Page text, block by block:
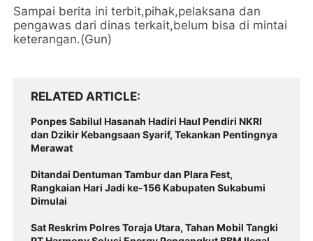
Sampai berita ini terbit,pihak,pelaksana dan
pengawas dari dinas terkait,belum bisa di mintai
keterangan.(Gun)
RELATED ARTICLE
Ponpes Sabilul Hasanah Hadiri Haul Pendiri NKRI
dan Dzikir Kebangsaan Syarif, Tekankan Pentingnya
Merawat
Ditandai Dentuman Tambur dan Plara Fest,
Rangkaian Hari Jadi ke-156 Kabupaten Sukabumi
Dimulai
Sat Reskrim Polres Toraja Utara, Tahan Mobil Tangki